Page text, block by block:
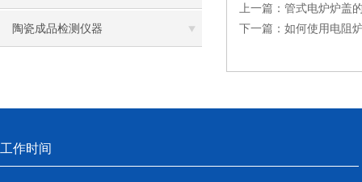
陶瓷成品检测仪器
上一篇： 管式电炉炉盖
下一篇： 如何使用电阻
工作时间